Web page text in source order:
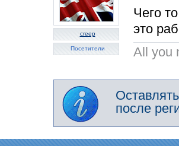
creep
Посетители
Чего
это
All you
после